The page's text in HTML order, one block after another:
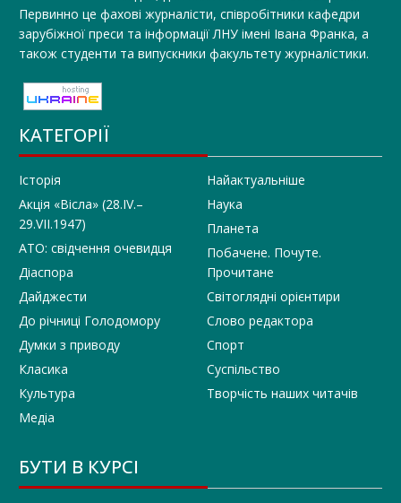
Первинно це фахові журналісти, співробітники кафедри
зарубіжної преси та інформації ЛНУ імені Івана Франка, а
також студенти та випускники факультету журналістики.
КАТЕГОРІЇ
Історія
Акція «Вісла» (28.IV.–
29.VII.1947)
АТО: свідчення очевидця
Діаспора
Дайджести
До річниці Голодомору
Думки з приводу
Класика
Культура
Медіа
Найактуальніше
Наука
Планета
Побачене. Почуте.
Прочитане
Світоглядні орієнтири
Слово редактора
Спорт
Суспільство
Творчість наших читачів
БУТИ В КУРСІ